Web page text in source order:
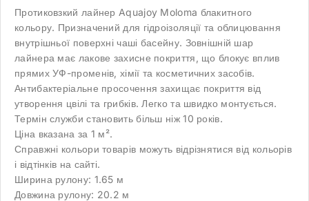
Протиковзкий лайнер Aquajoy Moloma блакитного
кольору. Призначений для гідроізоляції та облицювання
внутрішньої поверхні чаші басейну. Зовнішній шар
лайнера має лакове захисне покриття, що блокує вплив
прямих УФ-променів, хімії та косметичних засобів.
Антибактеріальне просочення захищає покриття від
утворення цвілі та грибків. Легко та швидко монтується.
Термін служби становить більш ніж 10 років.
Ціна вказана за 1 м².
Справжні кольори товарів можуть відрізнятися від кольорів
і відтінків на сайті.
Ширина рулону: 1.65 м
Довжина рулону: 20.2 м